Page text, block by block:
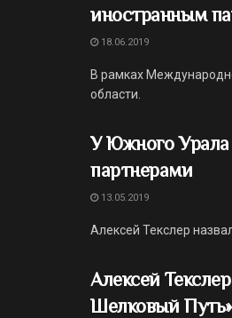
иностранным
18.06.2019
В рамках
области.
У Южного Урала
партнерами
13.05.2019
Алексей Текслер
Алексей
Шелковый Путь»